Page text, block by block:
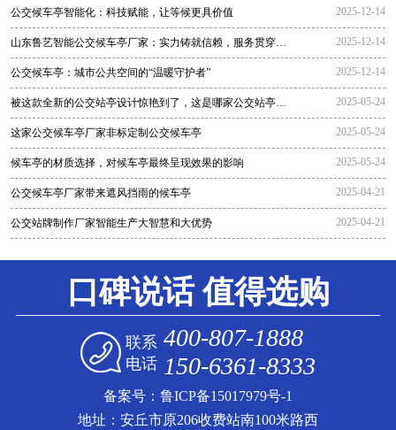
公交候车亭智能化：科技赋能，让等候更具价值 2025-12-14
山东鲁艺智能公交候车亭厂家：实力铸就信赖，服务贯穿全
程
2025-12-14
公交候车亭：城市公共空间的“温暖守护者” 2025-12-14
被这款全新的公交站亭设计惊艳到了，这是哪家公交站亭生
产厂家生
2025-05-24
这家公交候车亭厂家非标定制公交候车亭 2025-05-24
候车亭的材质选择，对候车亭最终呈现效果的影响 2025-05-24
公交候车亭厂家带来遮风挡雨的候车亭 2025-04-21
公交站牌制作厂家智能生产大智慧和大优势 2025-04-21
口碑说话 值得选购
联系
电话
400-807-1888
150-6361-8333
备案号： 鲁ICP备15017979号-1
地址：安丘市原206收费站南100米路西